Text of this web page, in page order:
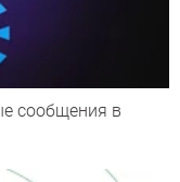
сообщения в